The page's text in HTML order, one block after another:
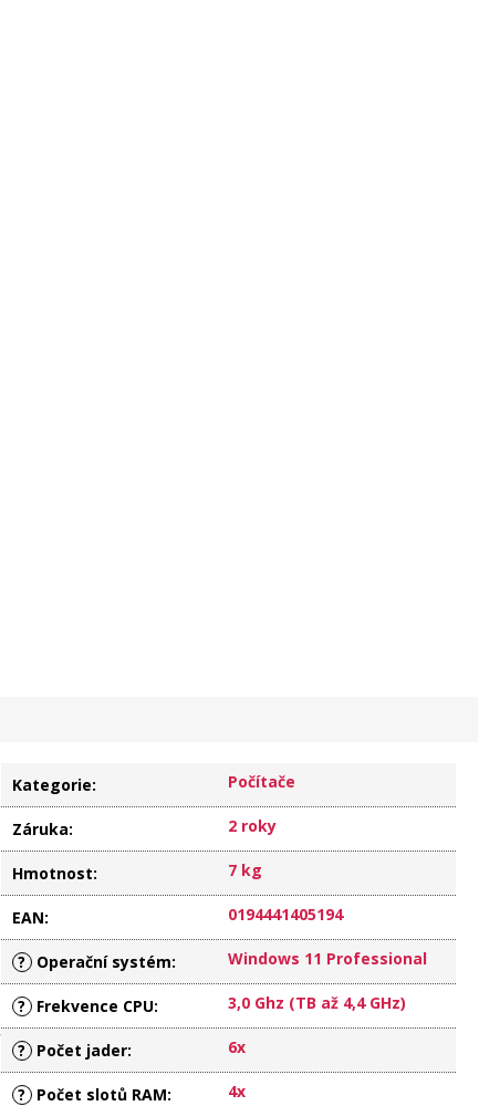
Kategorie: Počítače
Záruka: 2 roky
Hmotnost: 7 kg
EAN: 0194441405194
? Operační systém: Windows 11 Professional
? Frekvence CPU: 3,0 Ghz (TB až 4,4 GHz)
? Počet jader: 6x
? Počet slotů RAM: 4x